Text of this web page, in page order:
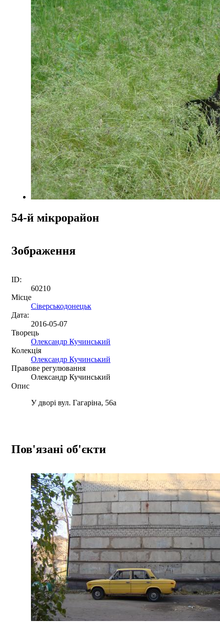
54-й мікрорайон
Зображення
ID:
60210
Місце
Сіверськодонецьк
Дата:
2016-05-07
Творець
Олександр Кучинський
Колекція
Олександр Кучинський
Правове регулювання
Олександр Кучинський
Опис
У дворі вул. Гагаріна, 56а
Пов'язані об'єкти